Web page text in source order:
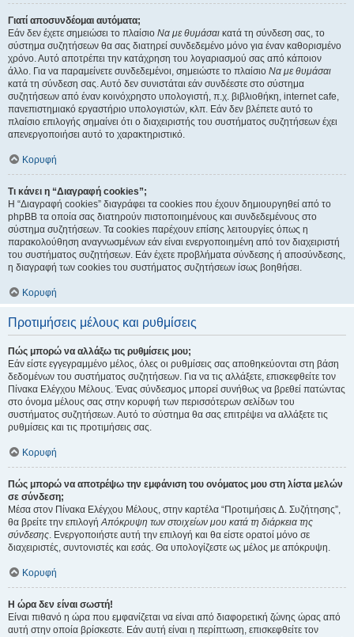
Γιατί αποσυνδέομαι αυτόματα;
Εάν δεν έχετε σημειώσει το πλαίσιο Να με θυμάσαι κατά τη σύνδεση σας, το
σύστημα συζητήσεων θα σας διατηρεί συνδεδεμένο μόνο για έναν καθορισμένο
χρόνο. Αυτό αποτρέπει την κατάχρηση του λογαριασμού σας από κάποιον
άλλο. Για να παραμείνετε συνδεδεμένοι, σημειώστε το πλαίσιο Να με θυμάσαι
κατά τη σύνδεση σας. Αυτό δεν συνιστάται εάν συνδέεστε στο σύστημα
συζητήσεων από έναν κοινόχρηστο υπολογιστή, π.χ. βιβλιοθήκη, internet cafe,
πανεπιστημιακό εργαστήριο υπολογιστών, κλπ. Εάν δεν βλέπετε αυτό το
πλαίσιο επιλογής σημαίνει ότι ο διαχειριστής του συστήματος συζητήσεων έχει
απενεργοποιήσει αυτό το χαρακτηριστικό.
Κορυφή
Τι κάνει η “Διαγραφή cookies”;
Η “Διαγραφή cookies” διαγράφει τα cookies που έχουν δημιουργηθεί από το
phpBB τα οποία σας διατηρούν πιστοποιημένους και συνδεδεμένους στο
σύστημα συζητήσεων. Τα cookies παρέχουν επίσης λειτουργίες όπως η
παρακολούθηση αναγνωσμένων εάν είναι ενεργοποιημένη από τον διαχειριστή
του συστήματος συζητήσεων. Εάν έχετε προβλήματα σύνδεσης ή αποσύνδεσης,
η διαγραφή των cookies του συστήματος συζητήσεων ίσως βοηθήσει.
Κορυφή
Προτιμήσεις μέλους και ρυθμίσεις
Πώς μπορώ να αλλάξω τις ρυθμίσεις μου;
Εάν είστε εγγεγραμμένο μέλος, όλες οι ρυθμίσεις σας αποθηκεύονται στη βάση
δεδομένων του συστήματος συζητήσεων. Για να τις αλλάξετε, επισκεφθείτε τον
Πίνακα Ελέγχου Μέλους. Ένας σύνδεσμος μπορεί συνήθως να βρεθεί πατώντας
στο όνομα μέλους σας στην κορυφή των περισσότερων σελίδων του
συστήματος συζητήσεων. Αυτό το σύστημα θα σας επιτρέψει να αλλάξετε τις
ρυθμίσεις και τις προτιμήσεις σας.
Κορυφή
Πώς μπορώ να αποτρέψω την εμφάνιση του ονόματος μου στη λίστα μελών
σε σύνδεση;
Μέσα στον Πίνακα Ελέγχου Μέλους, στην καρτέλα “Προτιμήσεις Δ. Συζήτησης”,
θα βρείτε την επιλογήΑπόκρυψη των στοιχείων μου κατά τη διάρκεια της
σύνδεσης. Ενεργοποιήστε αυτή την επιλογή και θα είστε ορατοί μόνο σε
διαχειριστές, συντονιστές και εσάς. Θα υπολογίζεστε ως μέλος με απόκρυψη.
Κορυφή
Η ώρα δεν είναι σωστή!
Είναι πιθανό η ώρα που εμφανίζεται να είναι από διαφορετική ζώνης ώρας από
αυτή στην οποία βρίσκεστε. Εάν αυτή είναι η περίπτωση, επισκεφθείτε τον